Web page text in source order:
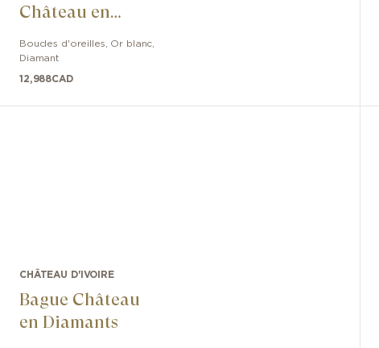
Château en
Boucles d'oreilles Or blanc
Diamant
12,988CAD
CHÂTEAU D'IVOIRE
Bague Château
en Diamants